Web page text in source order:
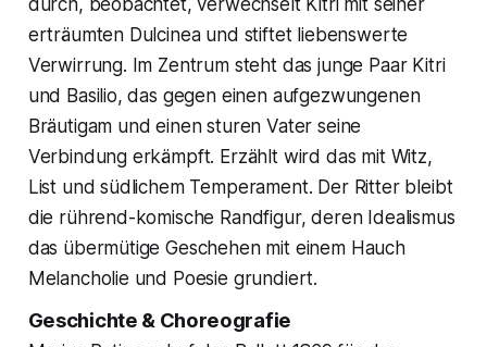
durch, beobachtet, verwechselt Kitri mit seiner
erträumten Dulcinea und stiftet liebenswerte
Verwirrung. Im Zentrum steht das junge Paar Kitri
und Basilio, das gegen einen aufgezwungenen
Bräutigam und einen sturen Vater seine
Verbindung erkämpft. Erzählt wird das mit Witz,
List und südlichem Temperament. Der Ritter bleibt
die rührend-komische Randfigur, deren Idealismus
das übermütige Geschehen mit einem Hauch
Melancholie und Poesie grundiert.
Geschichte & Choreografie